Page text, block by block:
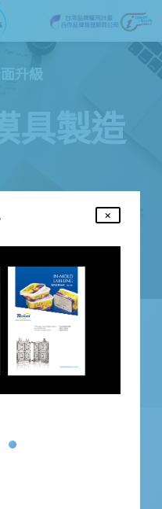
升級
具製造